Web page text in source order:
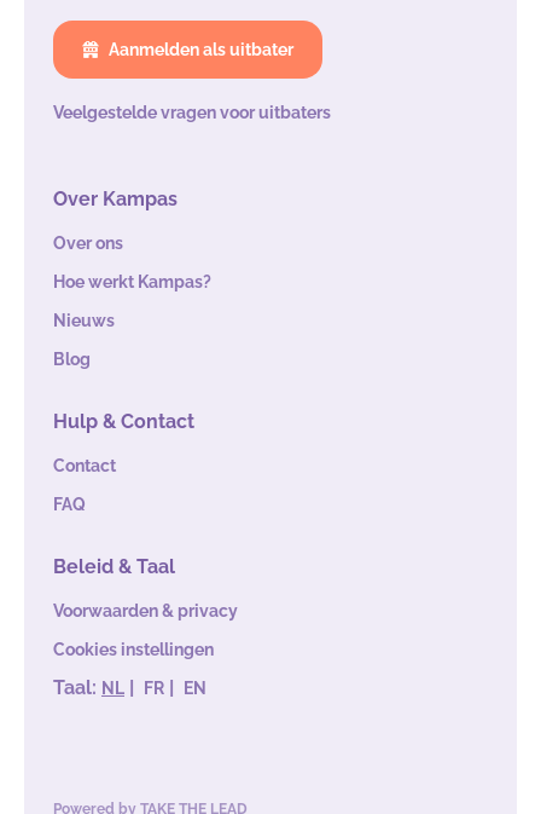
Aanmelden als uitbater
Veelgestelde vragen voor uitbaters
Over Kampas
Over ons
Hoe werkt Kampas?
Nieuws
Blog
Hulp & Contact
Contact
FAQ
Beleid & Taal
Voorwaarden & privacy
Cookies instellingen
Taal: NL | FR | EN
Powered by TAKE THE LEAD